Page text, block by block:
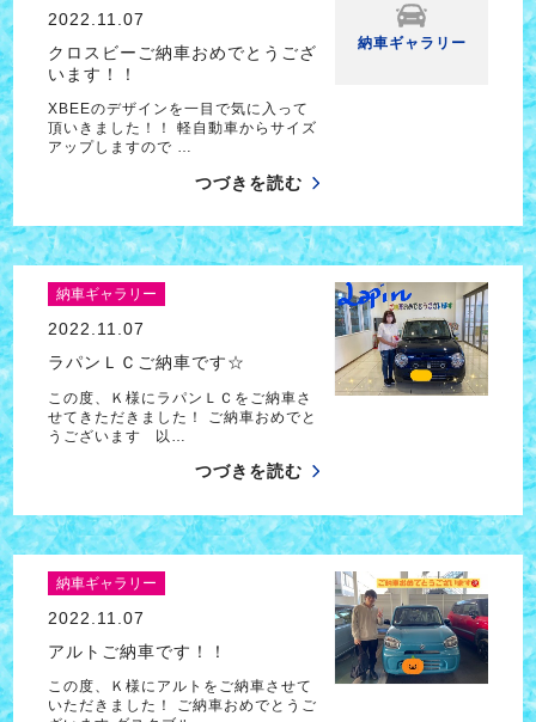
2022.11.07
クロスビーご納車おめでとうござ
います！！
XBEEのデザインを一目で気に入って
頂いきました！！ 軽自動車からサイズ
アップしますので …
つづきを読む
納車ギャラリー
納車ギャラリー
2022.11.07
ラパンＬＣご納車です☆
この度、Ｋ様にラパンＬＣをご納車さ
せてきただきました！ ご納車おめでと
うございます 以…
つづきを読む
納車ギャラリー
2022.11.07
アルトご納車です！！
この度、Ｋ様にアルトをご納車させて
いただきました！ ご納車おめでとうご